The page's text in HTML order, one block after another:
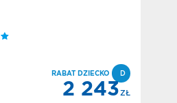
RABAT DZIECKO D
2 243ZŁ